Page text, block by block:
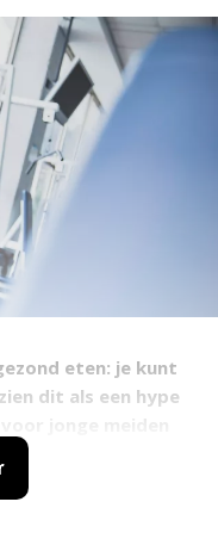
eten: je kunt
dit als een hype
als het lijkt. Ik